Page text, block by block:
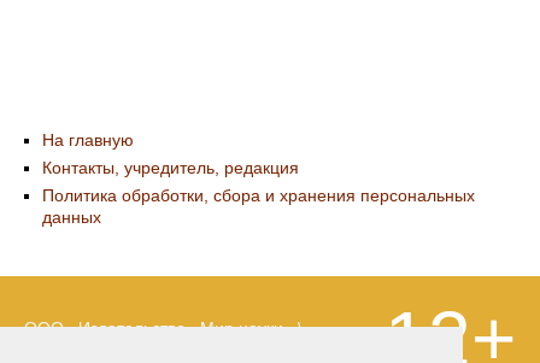
На главную
Контакты, учредитель, редакция
Политика обработки, сбора и хранения персональных
данных
ООО «Издательство «Мир науки» \
12+